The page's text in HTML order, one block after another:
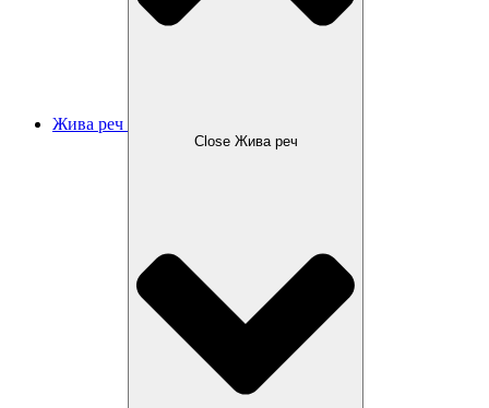
Жива реч
Close Жива реч